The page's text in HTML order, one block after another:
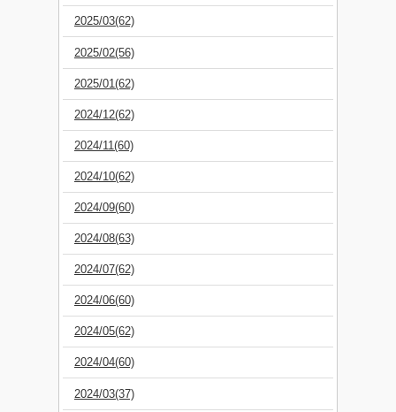
2025/03(62)
2025/02(56)
2025/01(62)
2024/12(62)
2024/11(60)
2024/10(62)
2024/09(60)
2024/08(63)
2024/07(62)
2024/06(60)
2024/05(62)
2024/04(60)
2024/03(37)